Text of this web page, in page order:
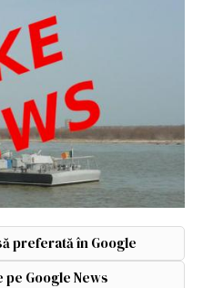
preferată în Google
Google News